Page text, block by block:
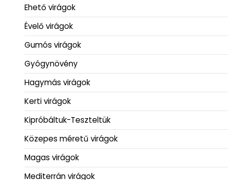
Ehető virágok
Évelő virágok
Gumós virágok
Gyógynövény
Hagymás virágok
Kerti virágok
Kipróbáltuk-Teszteltük
Közepes méretű virágok
Magas virágok
Mediterrán virágok